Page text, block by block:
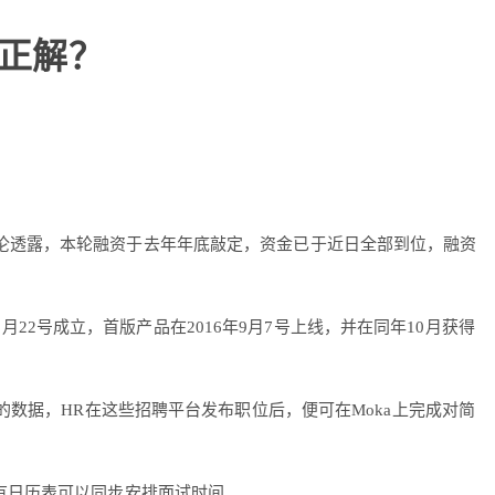
解？
露，本轮融资于去年年底敲定，资金已于近日全部到位，融资
22号成立，首版产品在2016年9月7号上线，并在同年10月获得
据，HR在这些招聘平台发布职位后，便可在Moka上完成对简